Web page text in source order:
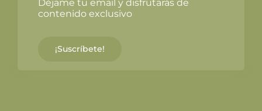
Déjame tu email y disfrutarás de
contenido exclusivo
¡Suscríbete!